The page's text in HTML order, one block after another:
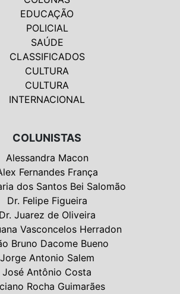
EDUCAÇÃO
POLICIAL
SAÚDE
CLASSIFICADOS
CULTURA
CULTURA
INTERNACIONAL
COLUNISTAS
Alessandra Macon
Fernandes França
dos Santos Bei Salomão
Dr. Felipe Figueira
Dr. Juarez de Oliveira
Vasconcelos Herradon
Bruno Dacome Bueno
Jorge Antonio Salem
José Antônio Costa
Rocha Guimarães